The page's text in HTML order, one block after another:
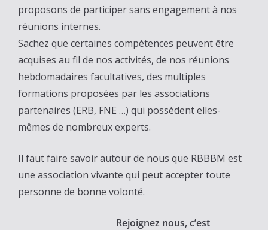
proposons de participer sans engagement à nos
réunions internes.
Sachez que certaines compétences peuvent être
acquises au fil de nos activités, de nos réunions
hebdomadaires facultatives, des multiples
formations proposées par les associations
partenaires (ERB, FNE …) qui possèdent elles-
mêmes de nombreux experts.
Il faut faire savoir autour de nous que RBBBM est
une association vivante qui peut accepter toute
personne de bonne volonté.
Rejoignez nous, c’est